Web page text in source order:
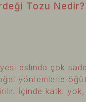
Tozu Nedir?
aslında çok
yöntemlerle
İçinde katkı